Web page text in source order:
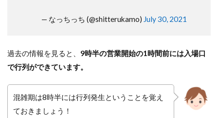
— なっちっち (@shitterukamo) July 30, 2021
過去の情報を見ると、 9時半の営業開始の1時間前には入場口
で行列ができています。
混雑期は8時半には行列発生ということを覚え
ておきましょう！